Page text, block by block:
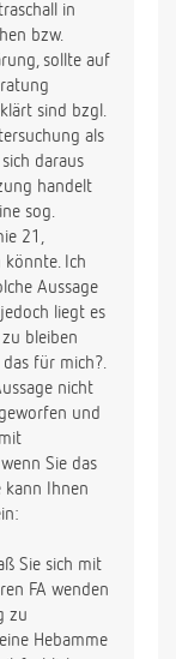
in
bzw.
sollte auf
sind bzgl.
als
daraus
handelt
sog.
21,
könnte. Ich
Aussage
liegt es
bleiben
für mich?.
nicht
und
Sie das
kann Ihnen
Sie sich mit
FA wenden
zu
Hebamme